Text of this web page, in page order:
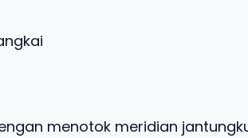
menotok meridian